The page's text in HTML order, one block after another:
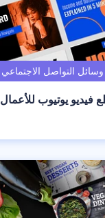
فيديو يوتيوب للأعمال